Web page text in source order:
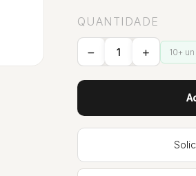
QUANTIDADE
10+